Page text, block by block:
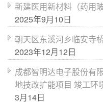
新建医用新材料（药用
2025年9月10日
朝天区东溪河乡临安寺
2023年12月12日
成都智明达电子股份有
地技改扩能项目 竣工环
3月14日